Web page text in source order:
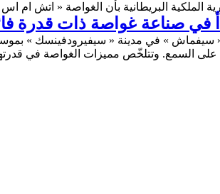
الملكية البريطانية بأن الغواصة « اتش
في صناعة غواصة ذات قدرة
» في مدينة « سيفيرودفينسك »
على السمع. وتتلخّص مميزات الغواصة في